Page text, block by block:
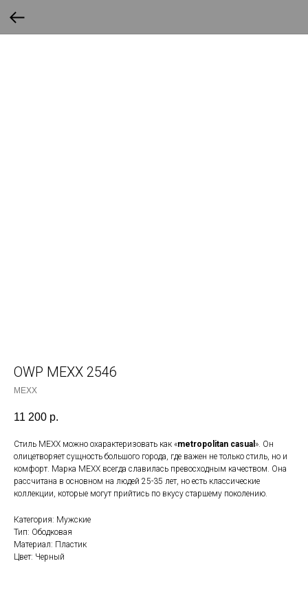
OWP MEXX 2546
MEXX
11 200 р.
Стиль MEXX можно охарактеризовать как «metropolitan casual ». Он
олицетворяет сущность большого города, где важен не только стиль, но и
комфорт. Марка MEXX всегда славилась превосходным качеством. Она
рассчитана в основном на людей 25-35 лет, но есть классические
коллекции, которые могут прийтись по вкусу старшему поколению.
Категория: Мужские
Тип: Ободковая
Материал: Пластик
Цвет: Черный